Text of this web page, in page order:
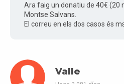
Ara faig un donatiu de 40€ (20
Montse Salvans.
El correu en els dos casos és
Valle